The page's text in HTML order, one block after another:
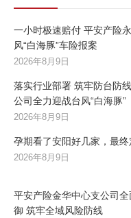
一小时极速赔付 平安产险
风“白海豚”车险报案
2026年8月9日
落实行业部署 筑牢防台防
公司全力迎战台风“白海豚”
2026年8月9日
孕期看了安阳好几家，最
2026年8月9日
平安产险金华中心支公司全
御 筑牢全域风险防线